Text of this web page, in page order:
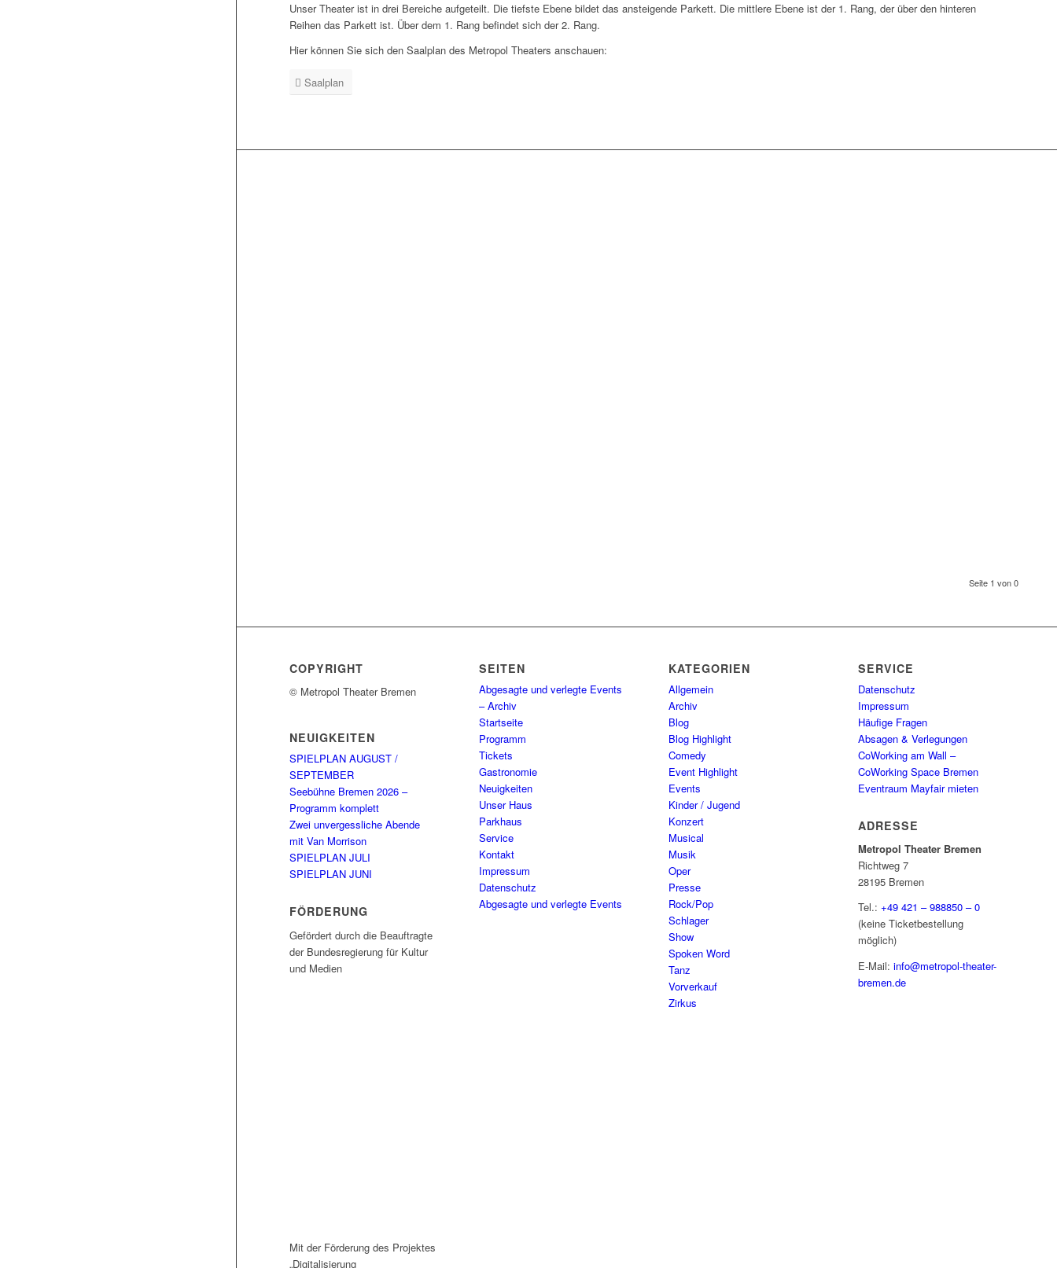
Unser Theater ist in drei Bereiche aufgeteilt. Die tiefste Ebene bildet das ansteigende Parkett. Die mittlere Ebene ist der 1. Rang, der über den hinteren
Reihen das Parkett ist. Über dem 1. Rang befindet sich der 2. Rang.
Hier können Sie sich den Saalplan des Metropol Theaters anschauen:
Saalplan
Seite 1 von 0
COPYRIGHT
© Metropol Theater Bremen
NEUIGKEITEN
SPIELPLAN AUGUST /
SEPTEMBER
Seebühne Bremen 2026 –
Programm komplett
Zwei unvergessliche Abende
mit Van Morrison
SPIELPLAN JULI
SPIELPLAN JUNI
FÖRDERUNG
Gefördert durch die Beauftragte
der Bundesregierung für Kultur
und Medien
Mit der Förderung des Projektes
„Digitalisierung
SEITEN
Abgesagte und verlegte Events
– Archiv
Startseite
Programm
Tickets
Gastronomie
Neuigkeiten
Unser Haus
Parkhaus
Service
Kontakt
Impressum
Datenschutz
Abgesagte und verlegte Events
KATEGORIEN
Allgemein
Archiv
Blog
Blog Highlight
Comedy
Event Highlight
Events
Kinder / Jugend
Konzert
Musical
Musik
Oper
Presse
Rock/Pop
Schlager
Show
Spoken Word
Tanz
Vorverkauf
Zirkus
SERVICE
Datenschutz
Impressum
Häufige Fragen
Absagen & Verlegungen
CoWorking am Wall –
CoWorking Space Bremen
Eventraum Mayfair mieten
ADRESSE
Metropol Theater Bremen
Richtweg 7
28195 Bremen
Tel.: +49 421 – 988850 – 0
(keine Ticketbestellung
möglich)
E-Mail: info@metropol-theater-
bremen.de